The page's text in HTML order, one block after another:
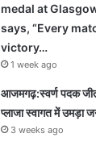
medal at
says, “Every
victory…
1 week ago
आजमगढ़:स्वर्ण पदक
प्लाजा स्वागत में उमड़ा
3 weeks ago